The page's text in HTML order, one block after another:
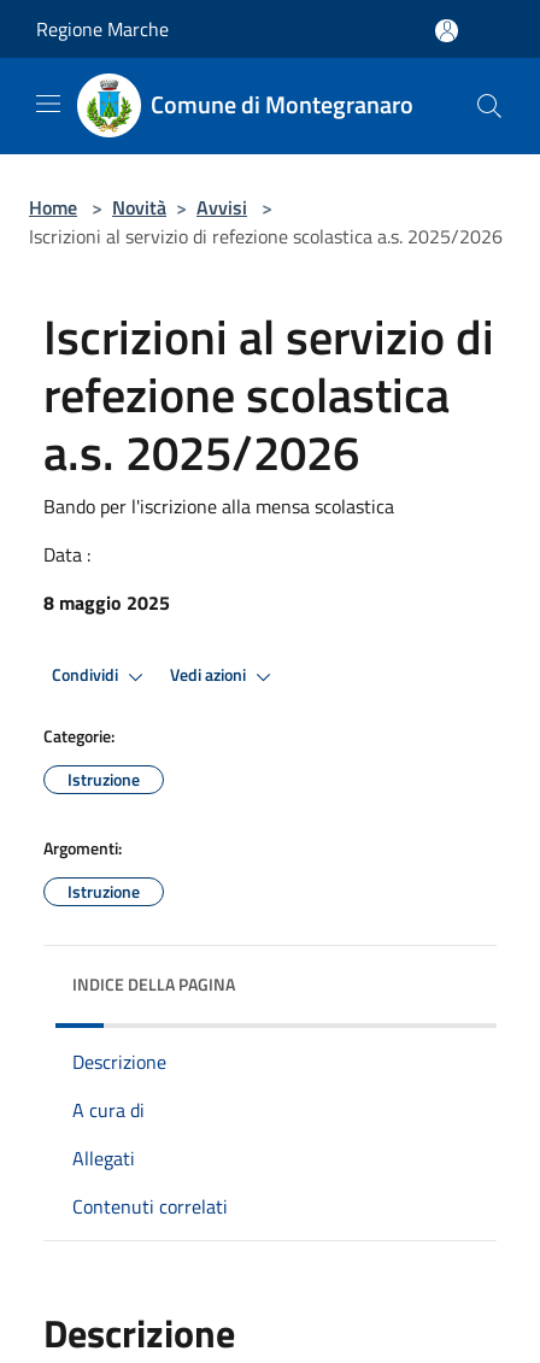
Regione Marche
Comune di Montegranaro
Home > Novità > Avvisi >
Iscrizioni al servizio di refezione scolastica a.s. 2025/2026
Iscrizioni al servizio di
refezione scolastica
a.s. 2025/2026
Bando per l'iscrizione alla mensa scolastica
Data :
8 maggio 2025
Condividi Vedi azioni
Categorie:
Istruzione
Argomenti:
Istruzione
INDICE DELLA PAGINA
Descrizione
A cura di
Allegati
Contenuti correlati
Descrizione